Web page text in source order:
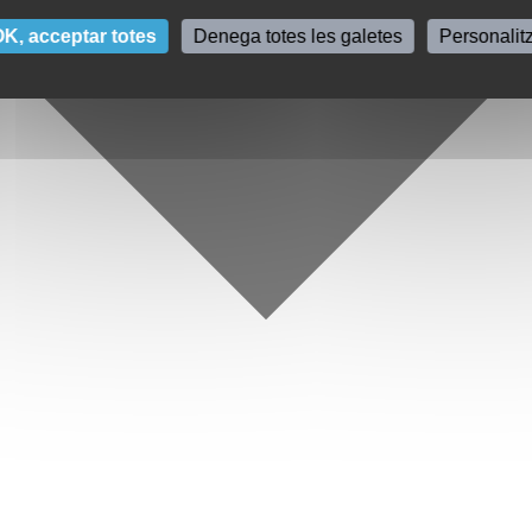
acceptar totes Denega totes les galetes